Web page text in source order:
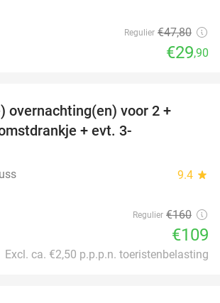
Regulier €47,80
€29,90
overnachting(en) voor 2 +
+ evt. 3-
9.4 star
Regulier €160
€109
Excl. ca. €2,50 p.p.p.n. toeristenbelasting